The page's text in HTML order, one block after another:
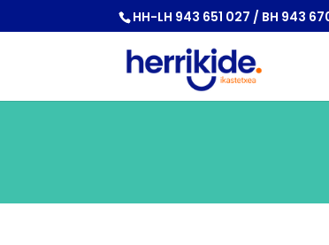
HH-LH 943 651 027 / BH 943